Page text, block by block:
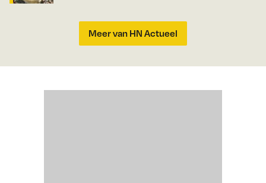
Meer van HN Actueel